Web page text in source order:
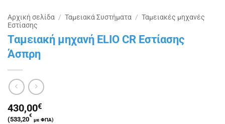
Αρχική σελίδα / Ταμειακά Συστήματα / Ταμειακές μηχανές
Εστίασης
Ταμειακή μηχανή ELIO CR Εστίασης
Άσπρη
430,00€
(533,20
€
με ΦΠΑ)